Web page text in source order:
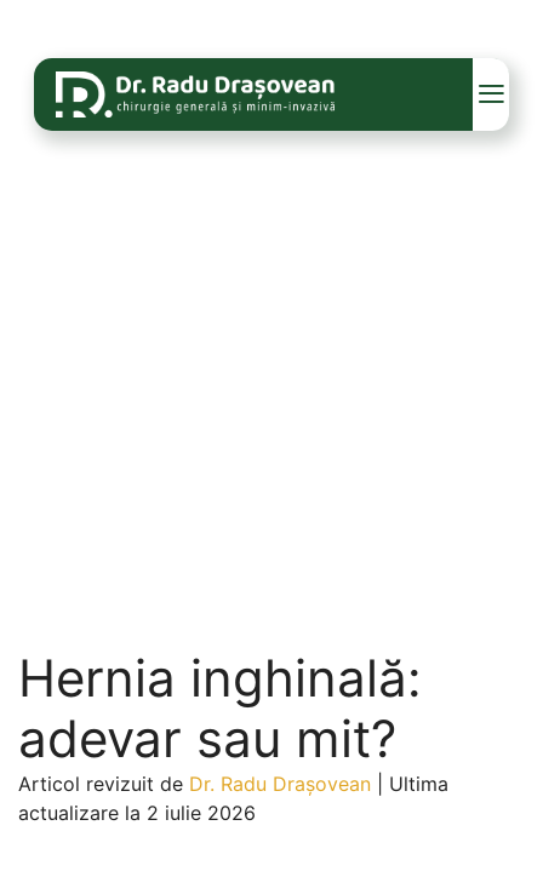
Hernia inghinală:
adevar sau mit?
Articol revizuit de Dr. Radu Drașovean
Ultima
actualizare la 2 iulie 2026